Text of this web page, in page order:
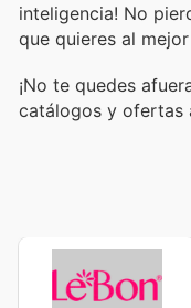
inteligencia! No
que quieres al
¡No te quedes
catálogos y ofertas